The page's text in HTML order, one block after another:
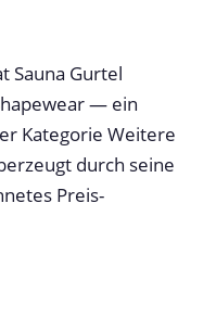
Sauna Gurtel
— ein
Kategorie Weitere
durch seine
Preis-